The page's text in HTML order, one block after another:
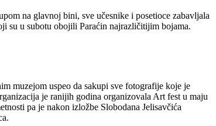
na glavnoj bini, sve učesnike i posetioce zabavljala
su u subotu obojili Paraćin najrazličitijim bojama.
muzejom uspeo da sakupi sve fotografije koje je
je ranijih godina organizovala Art fest u maju
pa je nakon izložbe Slobodana Jelisavčića